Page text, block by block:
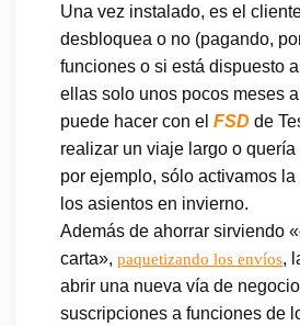
Una vez instalado, es el
desbloquea o no (pagando,
funciones o si está dispuesto
ellas solo unos pocos meses
puede hacer con el FSD de
realizar un viaje largo o quería
por ejemplo, sólo activamos
los asientos en invierno.
Además de ahorrar sirviendo
carta», paquetizando los envíos,
abrir una nueva vía de
suscripciones a funciones de